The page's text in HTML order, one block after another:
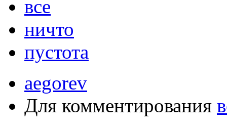
все
ничто
пустота
aegorev
Для комментирования